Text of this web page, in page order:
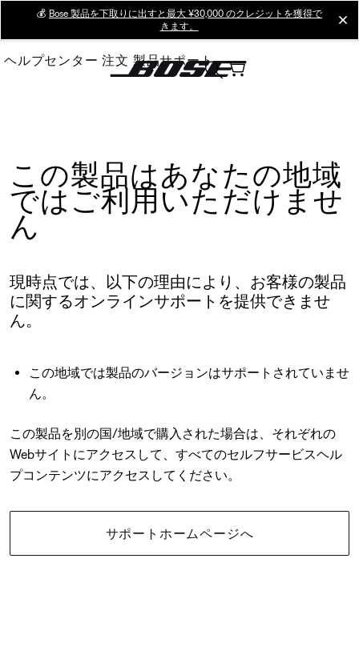
Main
💰 Bose 製品を下取りに出すと最大 ¥30,000 のクレジットを獲得で
きます。
ヘルプセンター 注文 製品サポート
この製品はあなたの地域
ではご利用いただけませ
ん
現時点では、以下の理由により、お客様の製品
に関するオンラインサポートを提供できませ
ん。
この地域では製品のバージョンはサポートされていませ
ん。
この製品を別の国/地域で購入された場合は、それぞれの
Webサイトにアクセスして、すべてのセルフサービスヘル
プコンテンツにアクセスしてください。
サポートホームページへ